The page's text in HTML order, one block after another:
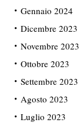
Gennaio 2024
Dicembre 2023
Novembre 2023
Ottobre 2023
Settembre 2023
Agosto 2023
Luglio 2023